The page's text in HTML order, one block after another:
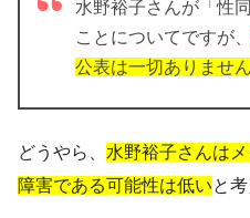
水野裕子さんが「性
ことについてですが、
公表は一切ありません
どうやら、 水野裕子さんは
障害である可能性は低いと